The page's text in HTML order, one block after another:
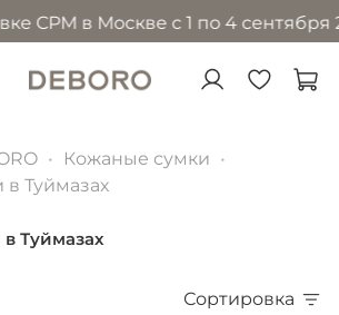
в Москве с 1 по 4 сентября 2026
Кожаные сумки
Туймазах
Туймазах
Сортировка